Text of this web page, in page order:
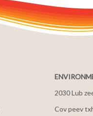
2030 Lub
Cov peev